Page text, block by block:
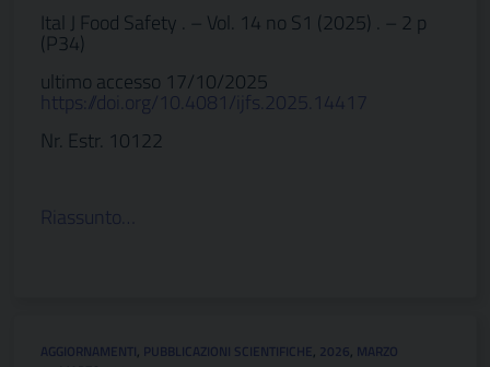
Ital J Food Safety . – Vol. 14 no S1 (2025) . – 2 p
(P34)
ultimo accesso 17/10/2025
https://doi.org/10.4081/ijfs.2025.14417
Nr. Estr. 10122
Riassunto…
AGGIORNAMENTI, PUBBLICAZIONI SCIENTIFICHE, 2026, MARZO